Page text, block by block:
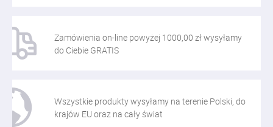
Zamówienia on-line powyżej 1000,00 zł wysyłamy
do Ciebie GRATIS
Wszystkie produkty wysyłamy na terenie Polski, do
krajów EU oraz na cały świat